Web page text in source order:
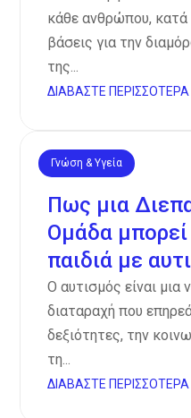
κάθε ανθρώπου, κατά
βάσεις για την
της...
ΔΙΑΒΆΣΤΕ ΠΕΡΙΣΣΌΤΕΡΑ
Γνώση & Υγεία
Πως μια
Ομάδα μπορεί
παιδιά με
Ο αυτισμός είναι μια
διαταραχή που
δεξιότητες, την
τη...
ΔΙΑΒΆΣΤΕ ΠΕΡΙΣΣΌΤΕΡΑ
Νοέ 12, 2024